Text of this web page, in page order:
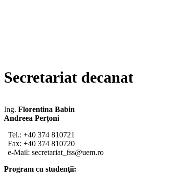
Secretariat decanat
Ing. Florentina Babin
Andreea Perțoni
Tel.: +40 374 810721
Fax: +40 374 810720
e-Mail: secretariat_fss@uem.ro
Program cu studenţii: